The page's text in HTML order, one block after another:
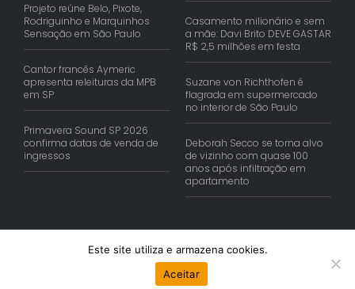
Projeto reúne Belo, Pixote,
Rodriguinho e Marquinhos
Sensação em São Paulo
Cantor francês Aymeric
apresenta releituras da MPB
em SP
Primavera Sound SP 2026
confirma datas de venda de
ingressos
Casamento milionário e sem
a mãe: Davi Brito DEVE GASTAR
R$ 2,5 milhões em festa
Suzane von Richthofen é
flagrada em supermercado
no interior de São Paulo
Deborah Secco se torna alvo
de vizinho com quase 100
anos após infiltração em
apartamento
© Copyright 2026 | Reis Comunica. Todos os Direitos Reservados.
Este site utiliza e armazena cookies.
Aceitar